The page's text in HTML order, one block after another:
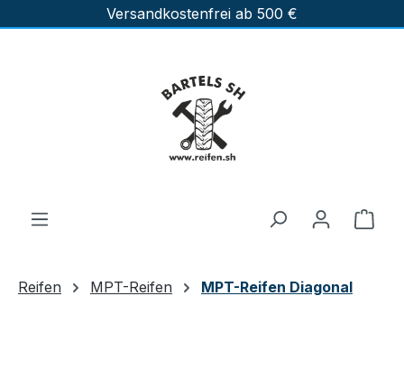
Zum Hauptinhalt springenVersandkostenfrei ab 500 €
Reifen MPT-Reifen MPT-Reifen Diagonal